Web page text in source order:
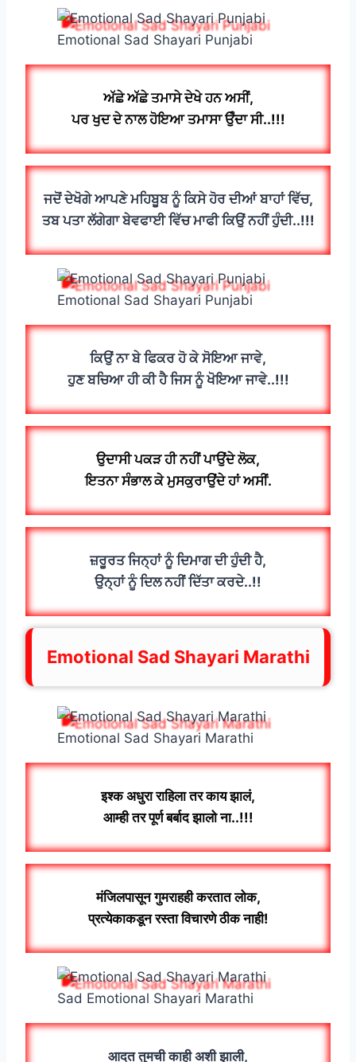
Emotional Sad Shayari Punjabi
ਅੱਛੇ ਅੱਛੇ ਤਮਾਸੇ ਦੇਖੇ ਹਨ ਅਸੀਂ,
ਪਰ ਖੁਦ ਦੇ ਨਾਲ ਹੋਇਆ ਤਮਾਸਾ ਉੰਦਾ ਸੀ..!!!
ਜਦੋਂ ਦੇਖੋਗੇ ਆਪਣੇ ਮਹਿਬੂਬ ਨੂੰ ਕਿਸੇ ਹੋਰ ਦੀਆਂ ਬਾਹਾਂ ਵਿੱਚ,
ਤਬ ਪਤਾ ਲੱਗੇਗਾ ਬੇਵਫਾਈ ਵਿੱਚ ਮਾਫੀ ਕਿਉਂ ਨਹੀਂ ਹੁੰਦੀ..!!!
Emotional Sad Shayari Punjabi
ਕਿਉਂ ਨਾ ਬੇ ਫਿਕਰ ਹੋ ਕੇ ਸੋਇਆ ਜਾਵੇ,
ਹੁਣ ਬਚਿਆ ਹੀ ਕੀ ਹੈ ਜਿਸ ਨੂੰ ਖੋਇਆ ਜਾਵੇ..!!!
ਉਦਾਸੀ ਪਕੜ ਹੀ ਨਹੀਂ ਪਾਉਂਦੇ ਲੋਕ,
ਇਤਨਾ ਸੰਭਾਲ ਕੇ ਮੁਸਕੁਰਾਉਂਦੇ ਹਾਂ ਅਸੀਂ.
ਜ਼ਰੂਰਤ ਜਿਨ੍ਹਾਂ ਨੂੰ ਦਿਮਾਗ ਦੀ ਹੁੰਦੀ ਹੈ,
ਉਨ੍ਹਾਂ ਨੂੰ ਦਿਲ ਨਹੀਂ ਦਿੱਤਾ ਕਰਦੇ..!!
Emotional Sad Shayari Marathi
Emotional Sad Shayari Marathi
इश्क अधुरा राहिला तर काय झालं,
आम्ही तर पूर्ण बर्बाद झालो ना..!!!
मंजिलपासून गुमराहही करतात लोक,
प्रत्येकाकडून रस्ता विचारणे ठीक नाही!
Sad Emotional Shayari Marathi
आदत तुमची काही अशी झाली,